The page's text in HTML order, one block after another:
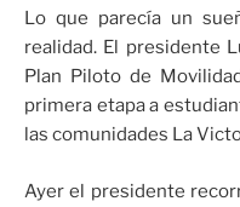
Lo que parecía un
realidad. El presidente
Plan Piloto de
primera etapa a
las comunidades La
Ayer el presidente